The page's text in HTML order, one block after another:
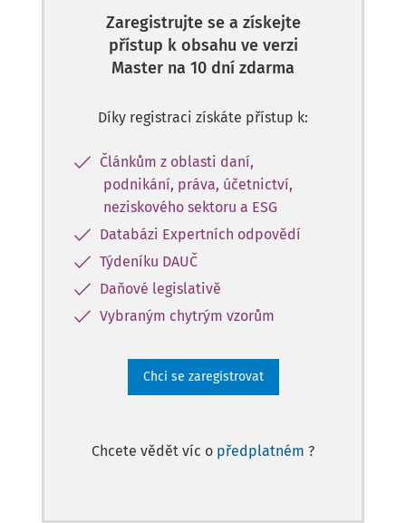
Zaregistrujte se a získejte
přístup k obsahu ve verzi
Master na 10 dní zdarma
Díky registraci získáte přístup k:
Článkům z oblasti daní,
podnikání, práva, účetnictví,
neziskového sektoru a ESG
Databázi Expertních odpovědí
Týdeníku DAUČ
Daňové legislativě
Vybraným chytrým vzorům
Chci se zaregistrovat
Chcete vědět víc o předplatném ?